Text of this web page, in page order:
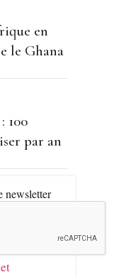
en
le Ghana
100
par an
newsletter